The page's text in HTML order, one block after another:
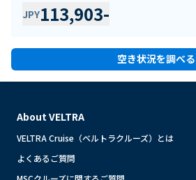
JPY113,903-
空き状況を調べる
About VELTRA
VELTRA Cruise（ベルトラクルーズ）とは
よくあるご質問